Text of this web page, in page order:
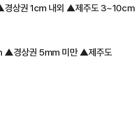
상권 1cm 내외 ▲제주도 3~10cm
▲경상권 5mm 미만 ▲제주도